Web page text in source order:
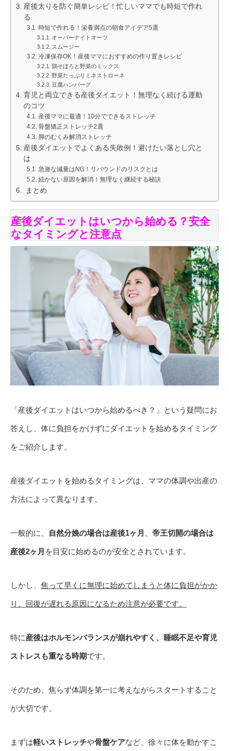
産後太りを防ぐ簡単レシピ！忙しいママでも時短で作れ
る
時短で作れる！栄養満点の朝食アイデア5選
オーバーナイトオーツ
スムージー
冷凍保存OK！産後ママにおすすめの作り置きレシピ
鶏そぼろと野菜のミックス
野菜たっぷりミネストローネ
豆腐ハンバーグ
育児と両立できる産後ダイエット！無理なく続ける運動
のコツ
産後ママに最適！10分でできるストレッチ
骨盤矯正ストレッチ2選
脚のむくみ解消ストレッチ
産後ダイエットでよくある失敗例！避けたい落とし穴と
は
急激な減量はNG！リバウンドのリスクとは
続かない原因を解消！無理なく継続する秘訣
まとめ
産後ダイエットはいつから始める？安全
なタイミングと注意点
「産後ダイエットはいつから始めるべき？」という疑問にお
答えし、体に負担をかけずにダイエットを始めるタイミング
をご紹介します。
産後ダイエットを始めるタイミングは、ママの体調や出産の
方法によって異なります。
一般的に、 自然分娩の場合は産後1ヶ月 帝王切開の場合は
産後2ヶ月 を目安に始めるのが安全とされています。
しかし、 焦って早くに無理に始めてしまうと体に負担がかか
り、回復が遅れる原因になるため注意が必要です。
特に産後はホルモンバランスが崩れやすく、睡眠不足や育児
ストレスも重なる時期です。
そのため、焦らず体調を第一に考えながらスタートすること
が大切です。
まずは軽いストレッチや骨盤ケアなど、徐々に体を動かすこ